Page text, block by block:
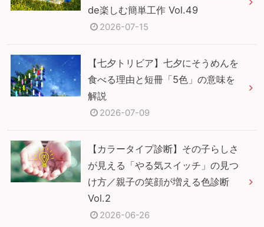
de楽しむ簡単工作 Vol.49
2026-07-15
【七夕トリビア】七夕にそうめんを
食べる理由と短冊「5色」の意味を
解説
2026-07-09
【カラータイプ診断】その子らしさ
が見える「やる気スイッチ」の見つ
け方／親子の笑顔が増える色診断
Vol.2
2026-06-26